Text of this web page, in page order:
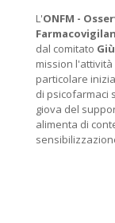
L'ONFM -
dal comitato
mission
particolare
di psicofarmaci
giova del
alimenta di